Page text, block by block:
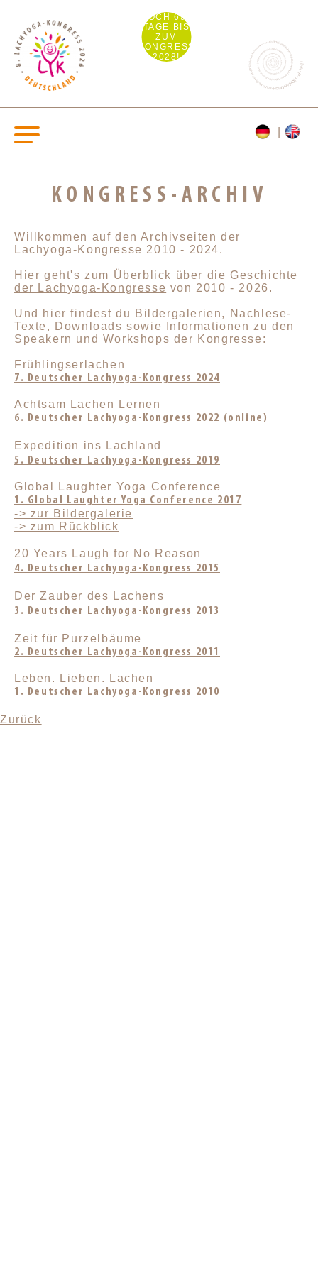
NOCH 692
TAGE BIS
ZUM
KONGRESS
2028!
KONGRESS-ARCHIV
Willkommen auf den Archivseiten der
Lachyoga-Kongresse 2010 - 2024.
Hier geht's zum Überblick über die Geschichte
der Lachyoga-Kongresse von 2010 - 2026.
Und hier findest du Bildergalerien, Nachlese-
Texte, Downloads sowie Informationen zu den
Speakern und Workshops der Kongresse:
Frühlingserlachen
7. Deutscher Lachyoga-Kongress 2024
Achtsam Lachen Lernen
6. Deutscher Lachyoga-Kongress 2022 (online)
Expedition ins Lachland
5. Deutscher Lachyoga-Kongress 2019
Global Laughter Yoga Conference
1. Global Laughter Yoga Conference 2017
-> zur Bildergalerie
-> zum Rückblick
20 Years Laugh for No Reason
4. Deutscher Lachyoga-Kongress 2015
Der Zauber des Lachens
3. Deutscher Lachyoga-Kongress 2013
Zeit für Purzelbäume
2. Deutscher Lachyoga-Kongress 2011
Leben. Lieben. Lachen
1. Deutscher Lachyoga-Kongress 2010
Zurück